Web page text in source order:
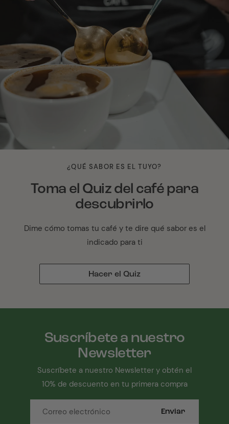
¿QUÉ SABOR ES EL TUYO?
Toma el Quiz del café para
descubrirlo
Dime cómo tomas tu café y te dire qué sabor es el
indicado para ti
Hacer el Quiz
Suscríbete a nuestro
Newsletter
Suscríbete a nuestro Newsletter y obtén el
10% de descuento en tu primera compra
Enviar